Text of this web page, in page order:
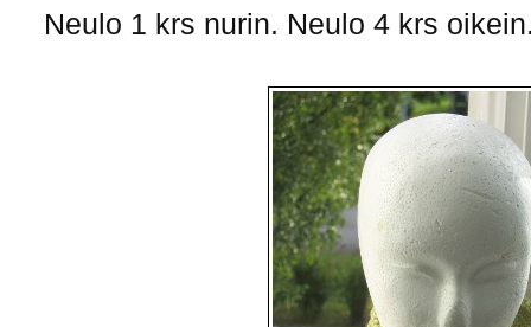
Neulo 1 krs nurin. Neulo 4 krs